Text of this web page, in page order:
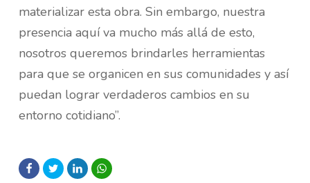
materializar esta obra. Sin embargo, nuestra
presencia aquí va mucho más allá de esto,
nosotros queremos brindarles herramientas
para que se organicen en sus comunidades y así
puedan lograr verdaderos cambios en su
entorno cotidiano”.